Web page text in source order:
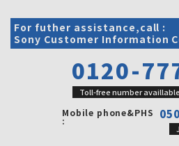
For futher assistance,call :
Sony Customer Information
0120-
Toll-free number
Mobile phone&PHS
: